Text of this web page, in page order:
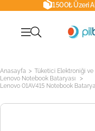
1500₺ Üzeri
Anasayfa > Tüketici Elektroniği ve
Lenovo Notebook Bataryası >
Lenovo 01AV415 Notebook